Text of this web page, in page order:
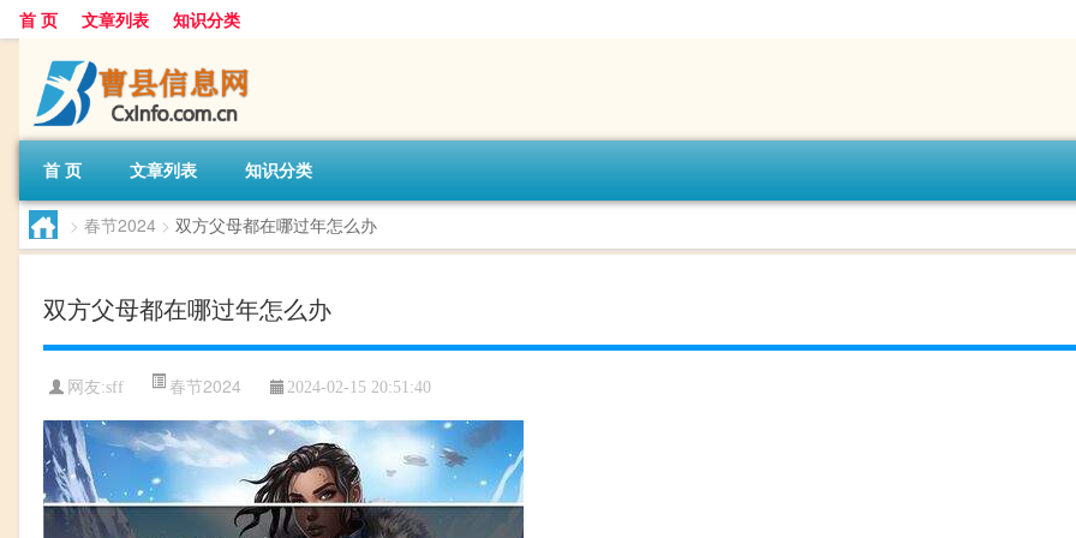
首 页 文章列表 知识分类
首 页 文章列表 知识分类
> 春节2024 > 双方父母都在哪过年怎么办
双方父母都在哪过年怎么办
网友:sff 春节2024 2024-02-15 20:51:40